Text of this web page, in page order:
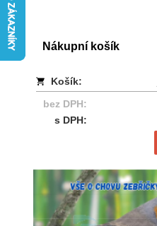
Nákupní košík
Košík:
bez DPH:
s DPH: